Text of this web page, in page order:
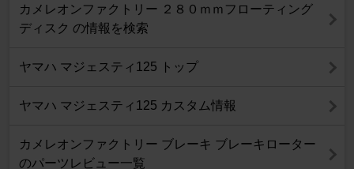
カメレオンファクトリー ２８０ｍｍフローティング
ディスク の情報を検索
ヤマハ マジェスティ125 トップ
ヤマハ マジェスティ125 カスタム情報
カメレオンファクトリー ブレーキ ブレーキローター
のパーツレビュー一覧